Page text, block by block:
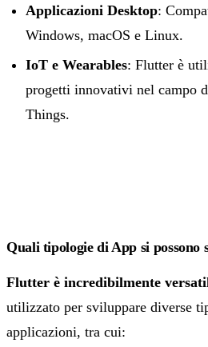
Applicazioni Desktop:
Windows, macOS e Linux.
IoT e Wearables: Flutter è
progetti innovativi nel campo
Things.
Quali tipologie di App si possono
Flutter è incredibilmente
utilizzato per sviluppare diverse
applicazioni, tra cui: